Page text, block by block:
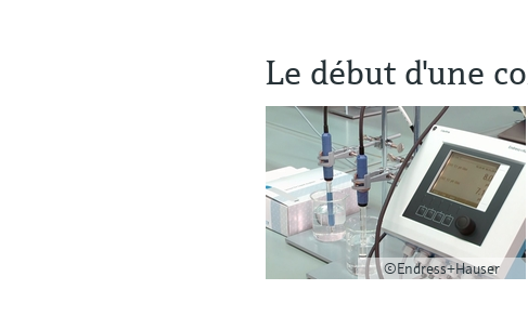
Le début d'une
©Endress+Hauser